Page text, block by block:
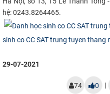
hệ: 0243.8264465.​
sinh co CC SAT trung tuyen thang
29-07-2021
74 0 |